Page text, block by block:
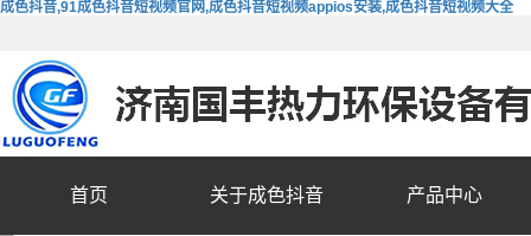
成色抖音,91成色抖音短视频官网,成色抖音短视频appios安装,成色抖音短视频大全
首页 关于成色抖音 产品中心